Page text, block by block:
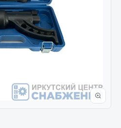
подогреватели